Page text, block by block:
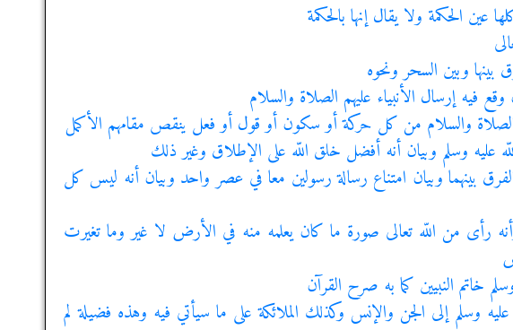
عين الحكمة ولا يقال إنها بالحكمة
وبين السحر ونحوه
فيه إرسال الأنبياء عليهم الصلاة والسلام
الصلاة والسلام من كل حركة أو سكون أو قول أو فعل ينقص مقامهم الأكمل
عليه وسلم وبيان أنه أفضل خلق اللّه على الإطلاق وغير ذلك
والفرق بينهما وبيان امتناع رسالة رسولين معا في عصر واحد وبيان أنه ليس كل
وأنه رأى من اللّه تعالى صورة ما كان يعلمه منه في الأرض لا غير وما تغيرت
خاتم النبيين كما به صرح القرآن
وسلم إلى الجن والإنس وكذلك الملائكة على ما سيأتي فيه وهذه فضيلة لم